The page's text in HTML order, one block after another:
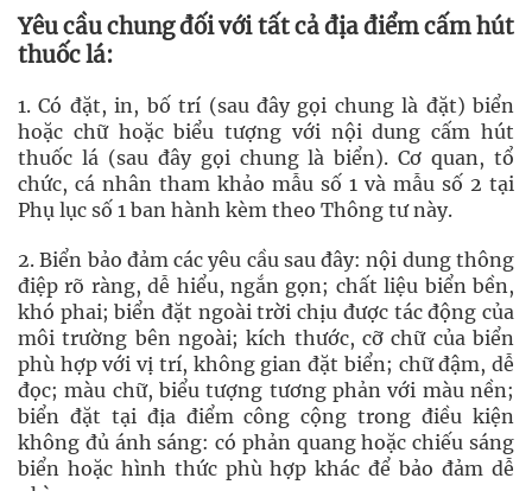
Yêu cầu chung đối với tất cả địa điểm cấm hút
thuốc lá:
1. Có đặt, in, bố trí (sau đây gọi chung là đặt) biển
hoặc chữ hoặc biểu tượng với nội dung cấm hút
thuốc lá (sau đây gọi chung là biển). Cơ quan, tổ
chức, cá nhân tham khảo mẫu số 1 và mẫu số 2 tại
Phụ lục số 1 ban hành kèm theo Thông tư này.
2. Biển bảo đảm các yêu cầu sau đây: nội dung thông
điệp rõ ràng, dễ hiểu, ngắn gọn; chất liệu biển bền,
khó phai; biển đặt ngoài trời chịu được tác động của
môi trường bên ngoài; kích thước, cỡ chữ của biển
phù hợp với vị trí, không gian đặt biển; chữ đậm, dễ
đọc; màu chữ, biểu tượng tương phản với màu nền;
biển đặt tại địa điểm công cộng trong điều kiện
không đủ ánh sáng: có phản quang hoặc chiếu sáng
biển hoặc hình thức phù hợp khác để bảo đảm dễ